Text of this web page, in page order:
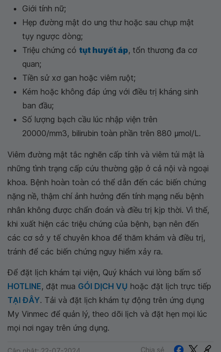
Giới tính nữ;
Hẹp đường mật do ung thư hoặc sau chụp mật
tụy ngược dòng;
Triệu chứng có tụt huyết áp, tổn thương đa cơ
quan;
Tiền sử xơ gan hoặc viêm ruột;
Kém hoặc không đáp ứng với điều trị kháng sinh
ban đầu;
Số lượng bạch cầu lúc nhập viện trên
20000/mm3, bilirubin toàn phần trên 880 μmol/L.
Viêm đường mật tắc nghẽn cấp tính và viêm túi mật là
những tình trạng cấp cứu thường gặp ở cả nội và ngoại
khoa. Bệnh hoàn toàn có thể dẫn đến các biến chứng
nặng nề, thậm chí ảnh hưởng đến tính mạng nếu bệnh
nhân không được chẩn đoán và điều trị kịp thời. Vì thế,
khi xuất hiện các triệu chứng của bệnh, bạn nên đến
các cơ sở y tế chuyên khoa để thăm khám và điều trị,
tránh để các biến chứng nguy hiểm xảy ra.
Để đặt lịch khám tại viện, Quý khách vui lòng bấm số
HOTLINE, đặt mua GÓI DỊCH VỤ hoặc đặt lịch trực tiếp
TẠI ĐÂY. Tải và đặt lịch khám tự động trên ứng dụng
My Vinmec để quản lý, theo dõi lịch và đặt hẹn mọi lúc
mọi nơi ngay trên ứng dụng.
Chia sẻ